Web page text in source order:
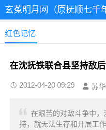
玄菟明月网（原抚顺七千
红色记忆
在沈抚铁联合县坚持敌
2012-04-20 09:29 苏华
在艰苦的对敌斗争中
持，就无法生存和开展工